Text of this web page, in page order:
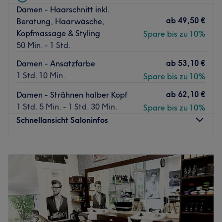
Neben den klassischen Hair-Cuts oder türkischen
Bartrasuren gibt es hier auch extravagante Services
speziell auf die Bedürfnisse des modernen Mannes
abgestimmt: Ohrhaarentfernung mit Feuerstab oder das
Wellness-Herren-Paket liefern passende Pflege und
Gelassenheit. Dabei kommen auch Produkte wie von L
nicht zu kurz. Noch einen kräftigen Kaffee zu
Behandlung, das kostenlose W-LAN nutzen und dann
erstklassig verwöhnen lassen.
Damen - Haarschnitt inkl.
Beratung, Haarwäsche,
Kopfmassage & Styling
50 Min. - 1 Std.
ab 49,50 €
Spare bis zu 10%
Damen - Ansatzfarbe
1 Std. 10 Min.
ab 53,10 €
Spare bis zu 10%
Damen - Strähnen halber Kopf
1 Std. 5 Min. - 1 Std. 30 Min.
ab 62,10 €
Spare bis zu 10%
Schnellansicht Saloninfos
Dienstag
09:00–
19:00
Mittwoch
09:00 –19:00
Donnerstag
09:00 –19:00
Freitag
09:00–19:00
Samstag
09:00–17:00
Sonntag
Geschlossen